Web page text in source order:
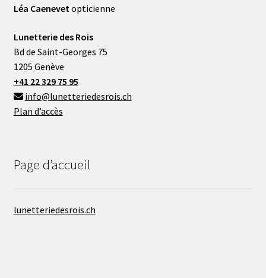
Léa Caenevetopticienne
Lunetterie des Rois
Bd de Saint-Georges 75
1205 Genève
+41 22 329 75 95
info@lunetteriedesrois.ch
Plan d’accès
Page d’accueil
lunetteriedesrois.ch